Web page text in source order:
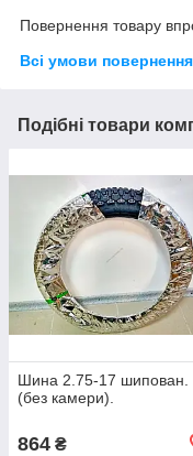
Повернення товару
Всі умови повернення
Подібні товари
Шина 2.75-17 шипован.
(без камери).
864 ₴